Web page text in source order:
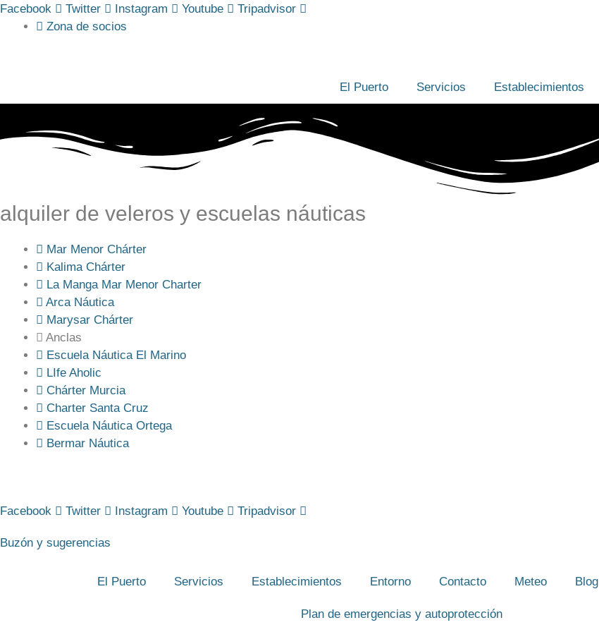
Saltar
Facebook Twitter Instagram Youtube
Tripadvisor
Zona de socios
El Puerto Servicios Establecimientos
alquiler de veleros y escuelas náuticas
Mar Menor Chárter
Kalima Chárter
La Manga Mar Menor Charter
Arca Náutica
Marysar Chárter
Anclas
Escuela Náutica El Marino
LIfe Aholic
Chárter Murcia
Charter Santa Cruz
Escuela Náutica Ortega
Bermar Náutica
Facebook Twitter Instagram Youtube Tripadvisor
Buzón y sugerencias
El Puerto Servicios Establecimientos Entorno Contacto Meteo Blog
Plan de emergencias y autoprotección